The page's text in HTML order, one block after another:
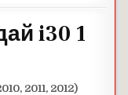
i30 1
2011, 2012)